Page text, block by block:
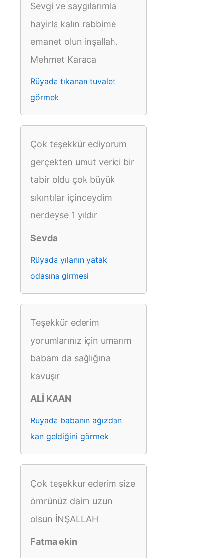
Sevgi ve saygılarımla
hayirla kalın rabbime
emanet olun inşallah.
Mehmet Karaca
Rüyada tıkanan tuvalet
görmek
Çok teşekkür ediyorum
gerçekten umut verici bir
tabir oldu çok büyük
sıkıntılar içindeydim
nerdeyse 1 yıldır
Sevda
Rüyada yılanın yatak
odasına girmesi
Teşekkür ederim
yorumlarınız için umarım
babam da sağlığına
kavuşır
ALİ KAAN
Rüyada babanın ağızdan
kan geldiğini görmek
Çok teşekkur ederim size
ömrünüz daim uzun
olsun İNŞALLAH
Fatma ekin